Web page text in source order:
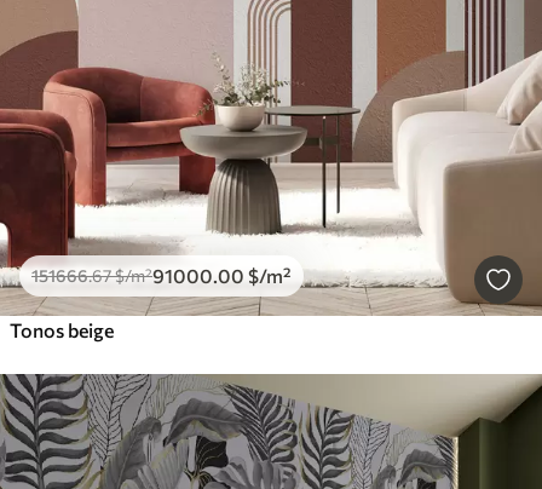
151666.67$/m²91000.00 $/m²
Tonos beige